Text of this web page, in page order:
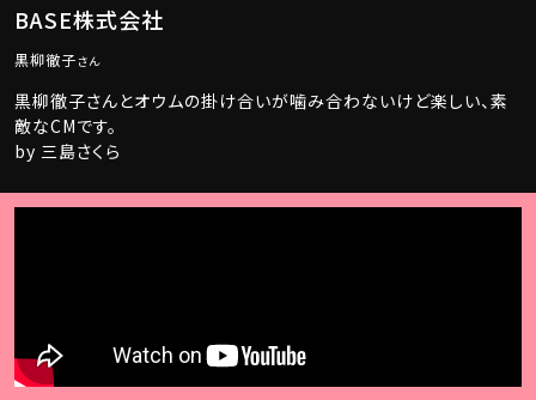
BASE株式会社
黒柳徹子さん
黒柳徹子さんとオウムの掛け合いが噛み合わないけど楽しい、素
敵なCMです。
by 三島さくら